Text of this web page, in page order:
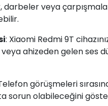
darbeler veya
: Xiaomi Redmi 9T
ahizeden gelen ses
görüşmeleri
sorun olabileceğini